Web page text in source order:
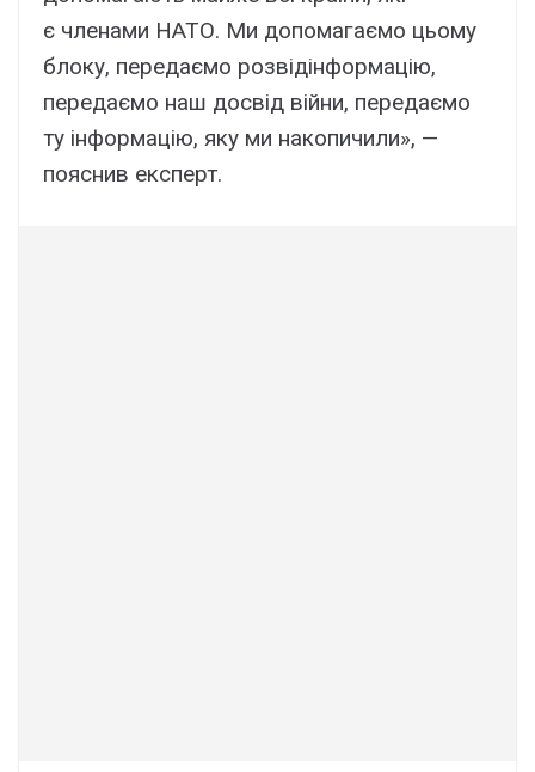
є членами НАТО. Ми допомагаємо цьому
блоку, передаємо розвідінформацію,
передаємо наш досвід війни, передаємо
ту інформацію, яку ми накопичили», —
пояснив експерт.